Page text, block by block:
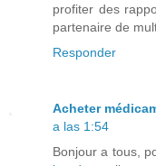
profiter des
partenaire de
Responder
Acheter
a las 1:54
Bonjour a tous,